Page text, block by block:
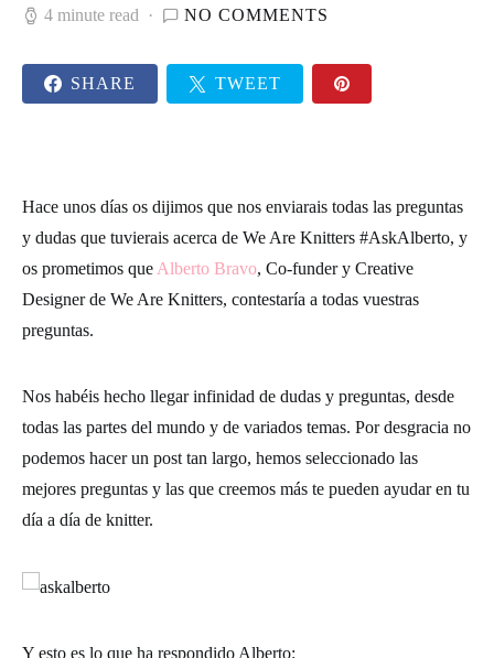
4 minute read NO COMMENTS
SHARE TWEET
Hace unos días os dijimos que nos enviarais todas las preguntas
y dudas que tuvierais acerca de We Are Knitters #AskAlberto, y
os prometimos que Alberto Bravo, Co-funder y Creative
Designer de We Are Knitters, contestaría a todas vuestras
preguntas.
Nos habéis hecho llegar infinidad de dudas y preguntas, desde
todas las partes del mundo y de variados temas. Por desgracia no
podemos hacer un post tan largo, hemos seleccionado las
mejores preguntas y las que creemos más te pueden ayudar en tu
día a día de knitter.
Y esto es lo que ha respondido Alberto: